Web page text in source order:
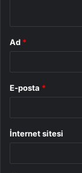
Ad *
E-posta *
İnternet sitesi